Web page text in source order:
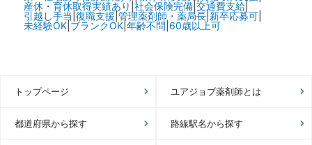
産休・育休取得実績あり 社会保険完備| 交通費支給|
引越し手当 復職支援 |管理薬剤師・薬局長| 新卒応募可|
未経験OK| ブランクOK| 年齢不問 60歳以上可
トップページ ユアジョブ薬剤師とは
都道府県から探す 路線駅名から探す